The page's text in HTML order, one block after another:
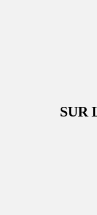
SUR